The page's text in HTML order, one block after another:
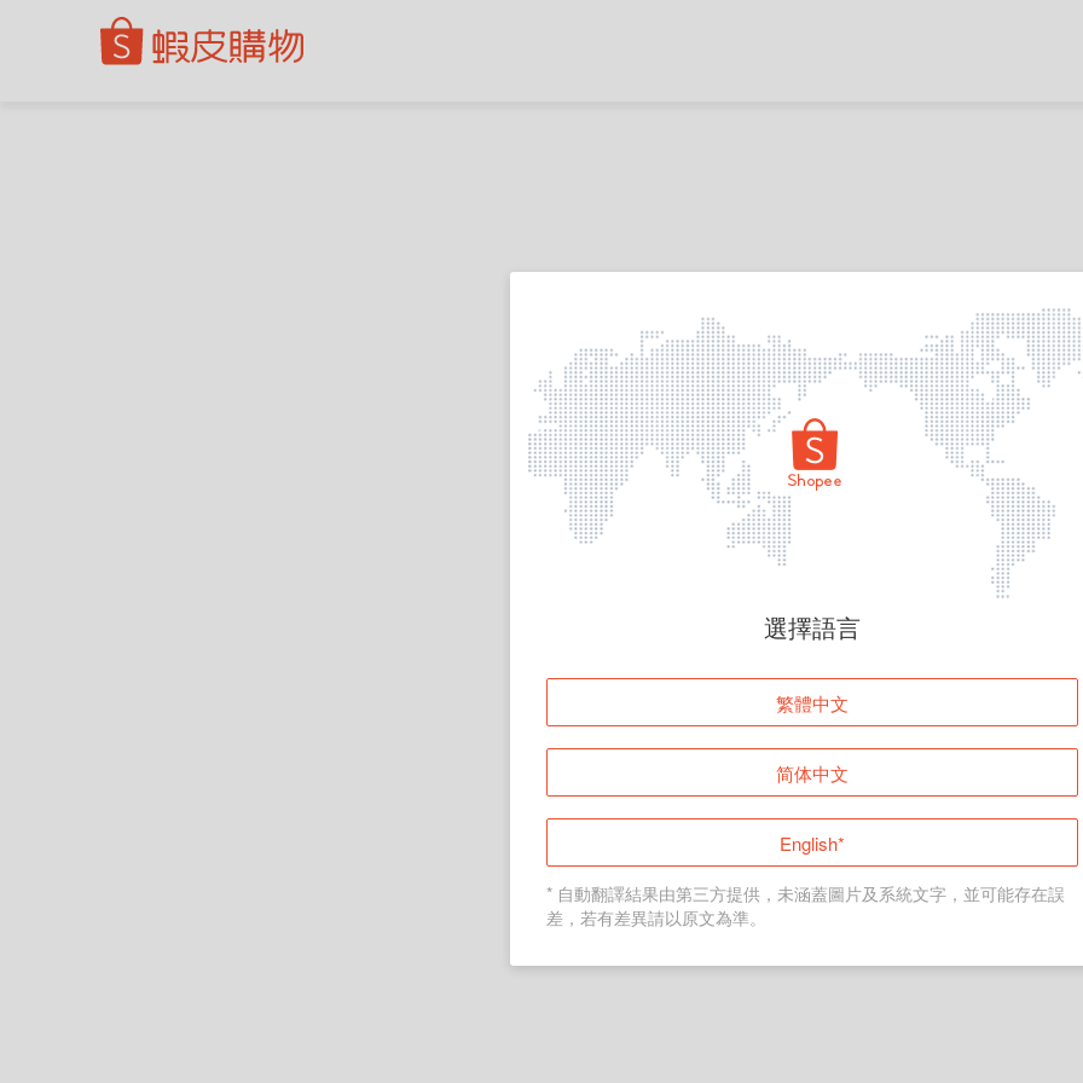
頁面無法顯示
登入
返回首頁
選擇語言
繁體中文
简体中文
English*
* 自動翻譯結果由第三方提供，未涵蓋圖片及系統文字，並可能存在誤
差，若有差異請以原文為準。